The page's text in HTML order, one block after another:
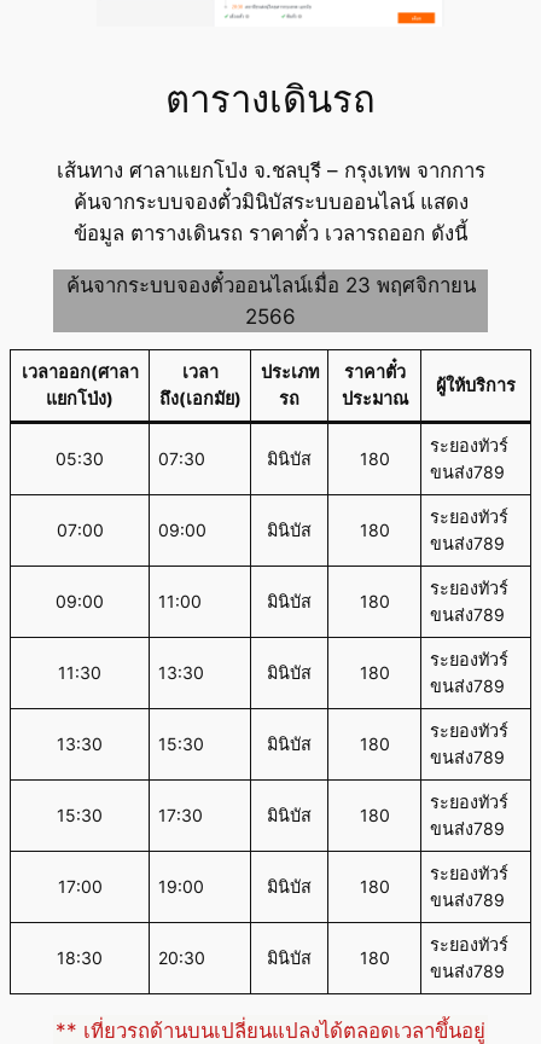
ตารางเดินรถ
เส้นทาง ศาลาแยกโป่ง จ.ชลบุรี – กรุงเทพ จากการ
ค้นจากระบบจองตั๋วมินิบัสระบบออนไลน์ แสดง
ข้อมูล ตารางเดินรถ ราคาตั๋ว เวลารถออก ดังนี้
ค้นจากระบบจองตั๋วออนไลน์เมื่อ 23 พฤศจิกายน
2566
เวลาออก(ศาลา
แยกโป่ง)
เวลา
ถึง(เอกมัย)
ประเภท
รถ
ราคาตั๋ว
ประมาณ
ผู้ให้บริการ
05:30 07:30 มินิบัส 180
ระยองทัวร์
ขนส่ง789
07:00 09:00 มินิบัส 180
ระยองทัวร์
ขนส่ง789
09:00 11:00 มินิบัส 180
ระยองทัวร์
ขนส่ง789
11:30 13:30 มินิบัส 180
ระยองทัวร์
ขนส่ง789
13:30 15:30 มินิบัส 180
ระยองทัวร์
ขนส่ง789
15:30 17:30 มินิบัส 180
ระยองทัวร์
ขนส่ง789
17:00 19:00 มินิบัส 180
ระยองทัวร์
ขนส่ง789
18:30 20:30 มินิบัส 180
ระยองทัวร์
ขนส่ง789
** เที่ยวรถด้านบนเปลี่ยนแปลงได้ตลอดเวลาขึ้นอยู่